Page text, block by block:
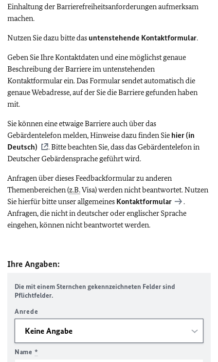
Einhaltung der Barrierefreiheitsanforderungen aufmerksam
machen.
Nutzen Sie dazu bitte das untenstehende Kontaktformular.
Geben Sie Ihre Kontaktdaten und eine möglichst genaue
Beschreibung der Barriere im untenstehenden
Kontaktformular ein. Das Formular sendet automatisch die
genaue Webadresse, auf der Sie die Barriere gefunden haben
mit.
Sie können eine etwaige Barriere auch über das
Gebärdentelefon melden, Hinweise dazu finden Sie hier (in
Deutsch)
. Bitte beachten Sie, dass das Gebärdentelefon in
Deutscher Gebärdensprache geführt wird.
Anfragen über dieses Feedbackformular zu anderen
Themenbereichen (z.B.Visa) werden nicht beantwortet. Nutzen
Sie hierfür bitte unser allgemeines Kontaktformular
.
Anfragen, die nicht in deutscher oder englischer Sprache
eingehen, können nicht beantwortet werden.
Ihre Angaben:
Die mit einem Sternchen gekennzeichneten Felder sind
Pflichtfelder.
Anrede
Name *